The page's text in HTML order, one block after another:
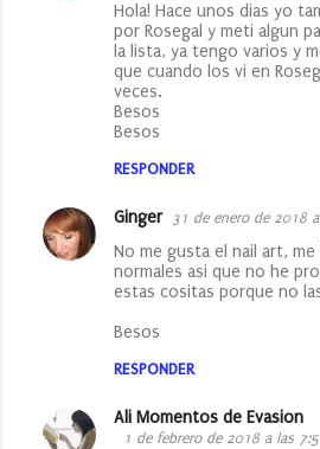
Hola! Hace unos dias yo
por Rosegal y meti algun
la lista, ya tengo varios y
que cuando los vi en
veces.
Besos
Besos
RESPONDER
Ginger 31 de enero de 2018
No me gusta el nail art, me
normales asi que no he
estas cositas porque no
Besos
RESPONDER
Ali Momentos de Evasion
1 de febrero de 2018 a las